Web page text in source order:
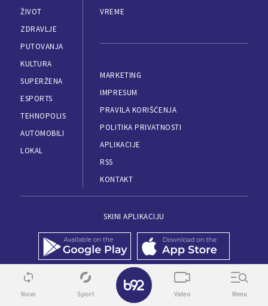
ŽIVOT
ZDRAVLJE
PUTOVANJA
KULTURA
SUPERŽENA
ESPORTS
TEHNOPOLIS
AUTOMOBILI
LOKAL
VREME
MARKETING
IMPRESUM
PRAVILA KORIŠĆENJA
POLITIKA PRIVATNOSTI
APLIKACIJE
RSS
KONTAKT
SKINI APLIKACIJU
© 1995 - 2026, B92
Novo Sport Video Menu
✕